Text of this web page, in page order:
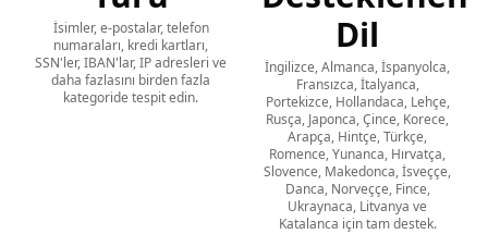
İsimler, e-postalar, telefon
numaraları, kredi kartları,
SSN'ler, IBAN'lar, IP adresleri ve
daha fazlasını birden fazla
kategoride tespit edin.
Dil
İngilizce, Almanca, İspanyolca,
Fransızca, İtalyanca,
Portekizce, Hollandaca, Lehçe,
Rusça, Japonca, Çince, Korece,
Arapça, Hintçe, Türkçe,
Romence, Yunanca, Hırvatça,
Slovence, Makedonca, İsveççe,
Danca, Norveççe, Fince,
Ukraynaca, Litvanya ve
Katalanca için tam destek.